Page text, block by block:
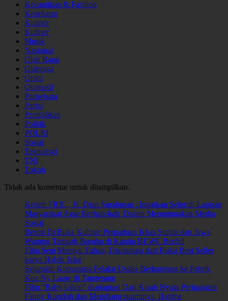
Kecantikan & Fashion
Kesehatan
Kuliner
Kuliner
Musik
Nasional
Olah Raga
Olahraga
Opini
Otomotif
Pariwisata
Partai
Pendidikan
Politik
POLRI
Sosial
Teknologi
TNI
Tokoh
Tidak ada komentar untuk ditampilkan.
Ketum FRIC, H. Dian Surahman : Ingatkan Seluruh Lapisan
Masyarakat Agar Berhati-hati Dalam Menggunakan Media
Sosial
Resmi Di Buka Kuliner Perpaduan Khas Sunda dan Jawa,
Warung Tampah Bambu di Kantin BEWE Benhil
Film Seni Merayu Tuhan, Diadaptasi dari Buku Best Seller
karya Habib Jafar
Sejumlah Komunitas Pelaku Usaha Berkunjung ke Pabrik
Kue Ny Lauw di Tangerang
Film “Baby Udon” diadaptasi Dari Kisah Nyata Perjuangan
Fanny Kondoh dan Mendiang suaminya, Hajime